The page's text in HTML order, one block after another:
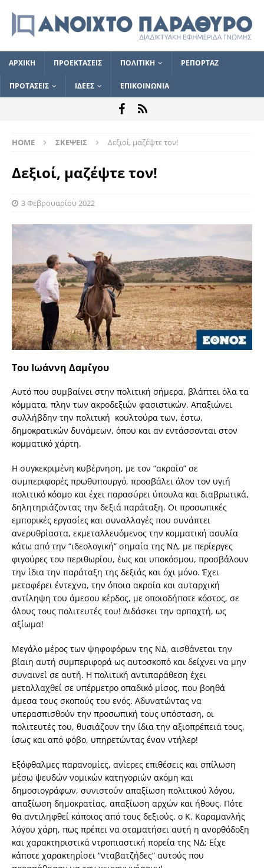
ΑΡΧΙΚΗ ΠΡΟΕΚΤΑΣΕΙΣ ΠΟΛΙΤΙΚΗ ΡΕΠΟΡΤΑΖ
ΠΡΟΤΑΣΕΙΣ ΙΔΕΕΣ ΕΠΙΚΟΙΝΩΝΙΑ
HOME ΣΚΕΨΕΙΣ Δεξιοί, μαζέψτε τον!
Δεξιοί, μαζέψτε τον!
3 Φεβρουαρίου 2022
Του Ιωάννη Δαμ΄ίγου
Αυτό που συμβαίνει στην πολιτική σήμερα, βλάπτει όλα τα
κόμματα, πλην των ακροδεξιών φασιστικών. Απαξιώνει
συλλήβδην την πολιτική κουλτούρα των, έστω,
δημοκρατικών δυνάμεων, όπου και αν εντάσσονται στον
κομματικό χάρτη.
Η συγκεκριμένη κυβέρνηση, με τον “ακραίο” σε
συμπεριφορές πρωθυπουργό, προσβάλει όλον τον υγιή
πολιτικό κόσμο και έχει παρασύρει ύπουλα και διαβρωτικά,
δηλητηριάζοντας την δεξιά παράταξη. Οι προσωπικές
εμπορικές εργασίες και συναλλαγές που συνάπτει
ανερυθρίαστα, εκμεταλλευόμενος την κομματική ασυλία
κάτω από την “ιδεολογική” σημαία της ΝΔ, με περίεργες
φιγούρες του περιθωρίου, έως και υποκόσμου, προσβάλουν
την ίδια την παράταξη της δεξιάς και όχι μόνο. Έχει
μεταφέρει έντεχνα, την όποια ακραία και αυταρχική
αντίληψη του άμεσου κέρδος, με οποιοδήποτε κόστος, σε
όλους τους πολιτευτές του! Διδάσκει την αρπαχτή, ως
αξίωμα!
Μεγάλο μέρος των ψηφοφόρων της ΝΔ, αισθάνεται την
βίαιη αυτή συμπεριφορά ως αυτοσκοπό και δείχνει να μην
συναινεί σε αυτή. Η πολιτική αντιπαράθεση έχει
μεταλλαχθεί σε υπέρμετρο οπαδικό μίσος, που βοηθά
άμεσα τους σκοπούς του ενός. Αδυνατώντας να
υπερασπισθούν την προσωπική τους υπόσταση, οι
πολιτευτές του, θυσιάζουν την ίδια την αξιοπρέπειά τους,
ίσως και από φόβο, υπηρετώντας έναν ντήλερ!
Εξόφθαλμες παρανομίες, ανίερες επιθέσεις και σπίλωση
μέσω ψευδών νομικών κατηγοριών ακόμη και
δημοσιογράφων, συνιστούν απαξίωση πολιτικού λόγου,
απαξίωση δημοκρατίας, απαξίωση αρχών και ήθους. Πότε
θα αντιληφθεί κάποιος από τους δεξιούς, ο Κ. Καραμανλής
λόγου χάρη, πως πρέπει να σταματήσει αυτή η ανορθόδοξη
και χαρακτηριστικά ντροπιαστική πορεία της ΝΔ; Είχε
κάποτε χαρακτηρίσει “νταβατζήδες” αυτούς που